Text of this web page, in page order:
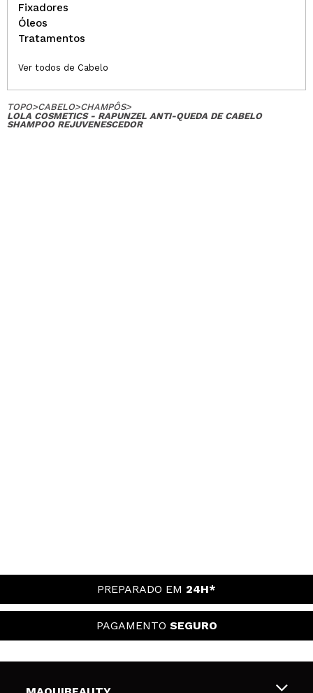
Fixadores
Óleos
Tratamentos
Ver todos de Cabelo
TOPO>CABELO>CHAMPÔS>
LOLA COSMETICS - RAPUNZEL ANTI-QUEDA DE CABELO
SHAMPOO REJUVENESCEDOR
PREPARADO EM 24H*
PAGAMENTO SEGURO